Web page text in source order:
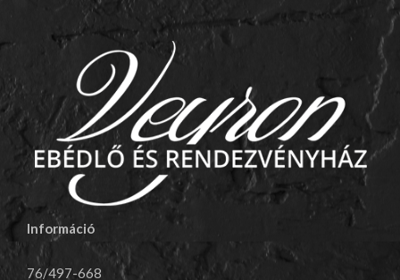
Információ
76/497-668